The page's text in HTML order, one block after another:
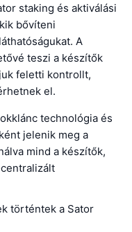
staking és aktiválási
bővíteni
A
teszi a készítők
feletti kontrollt,
el.
technológia és
jelenik meg a
mind a készítők,
történtek a Sator